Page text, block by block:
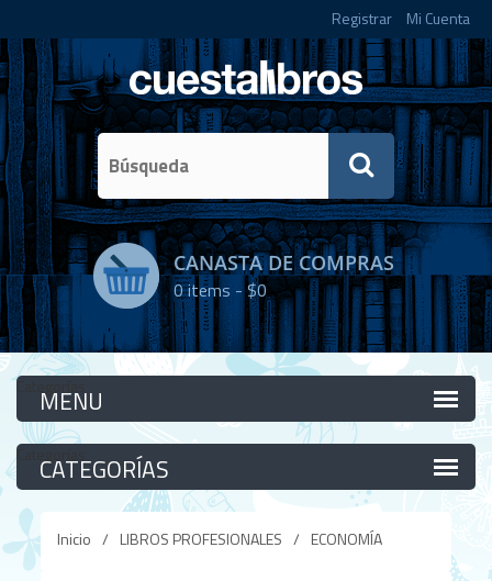
Registrar Mi Cuenta
CANASTA DE COMPRAS
0items -$0
Categorías
Categorías
Inicio / LIBROS PROFESIONALES / ECONOMÍA